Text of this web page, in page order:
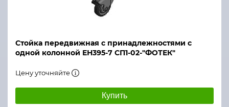
Стойка передвижная с принадлежностями с
одной колонной ЕН395-7 СП1-02-"ФОТЕК"
Цену уточняйте
Купить